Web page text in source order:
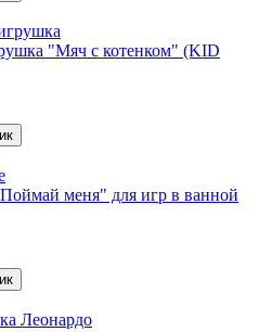
"Мяч с котенком" (KID
меня" для игр в ванной